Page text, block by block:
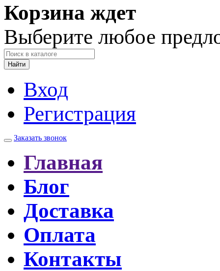
Корзина ждет
Выберите любое
Найти
Вход
Регистрация
Заказать звонок
Главная
Блог
Доставка
Оплата
Контакты